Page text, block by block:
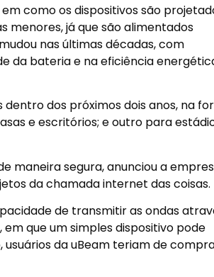
como os dispositivos são
menores, já que são alimentados
nas últimas décadas, com
da bateria e na eficiência
dos próximos dois anos, na
e escritórios; e outro para
maneira segura, anunciou a
da chamada internet das coisas.
de transmitir as ondas
que um simples dispositivo pode
da uBeam teriam de